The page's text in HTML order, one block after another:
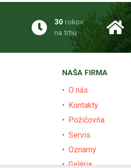
30 rokov
na trhu
NAŠA FIRMA
O nás
Kontakty
Požičovňa
Servis
Oznamy
Galéria